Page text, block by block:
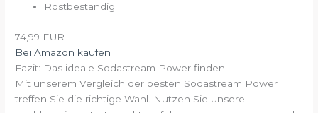
Rostbeständig
74,99 EUR
Bei Amazon kaufen
Fazit: Das ideale Sodastream Power finden
Mit unserem Vergleich der besten Sodastream Power
treffen Sie die richtige Wahl. Nutzen Sie unsere